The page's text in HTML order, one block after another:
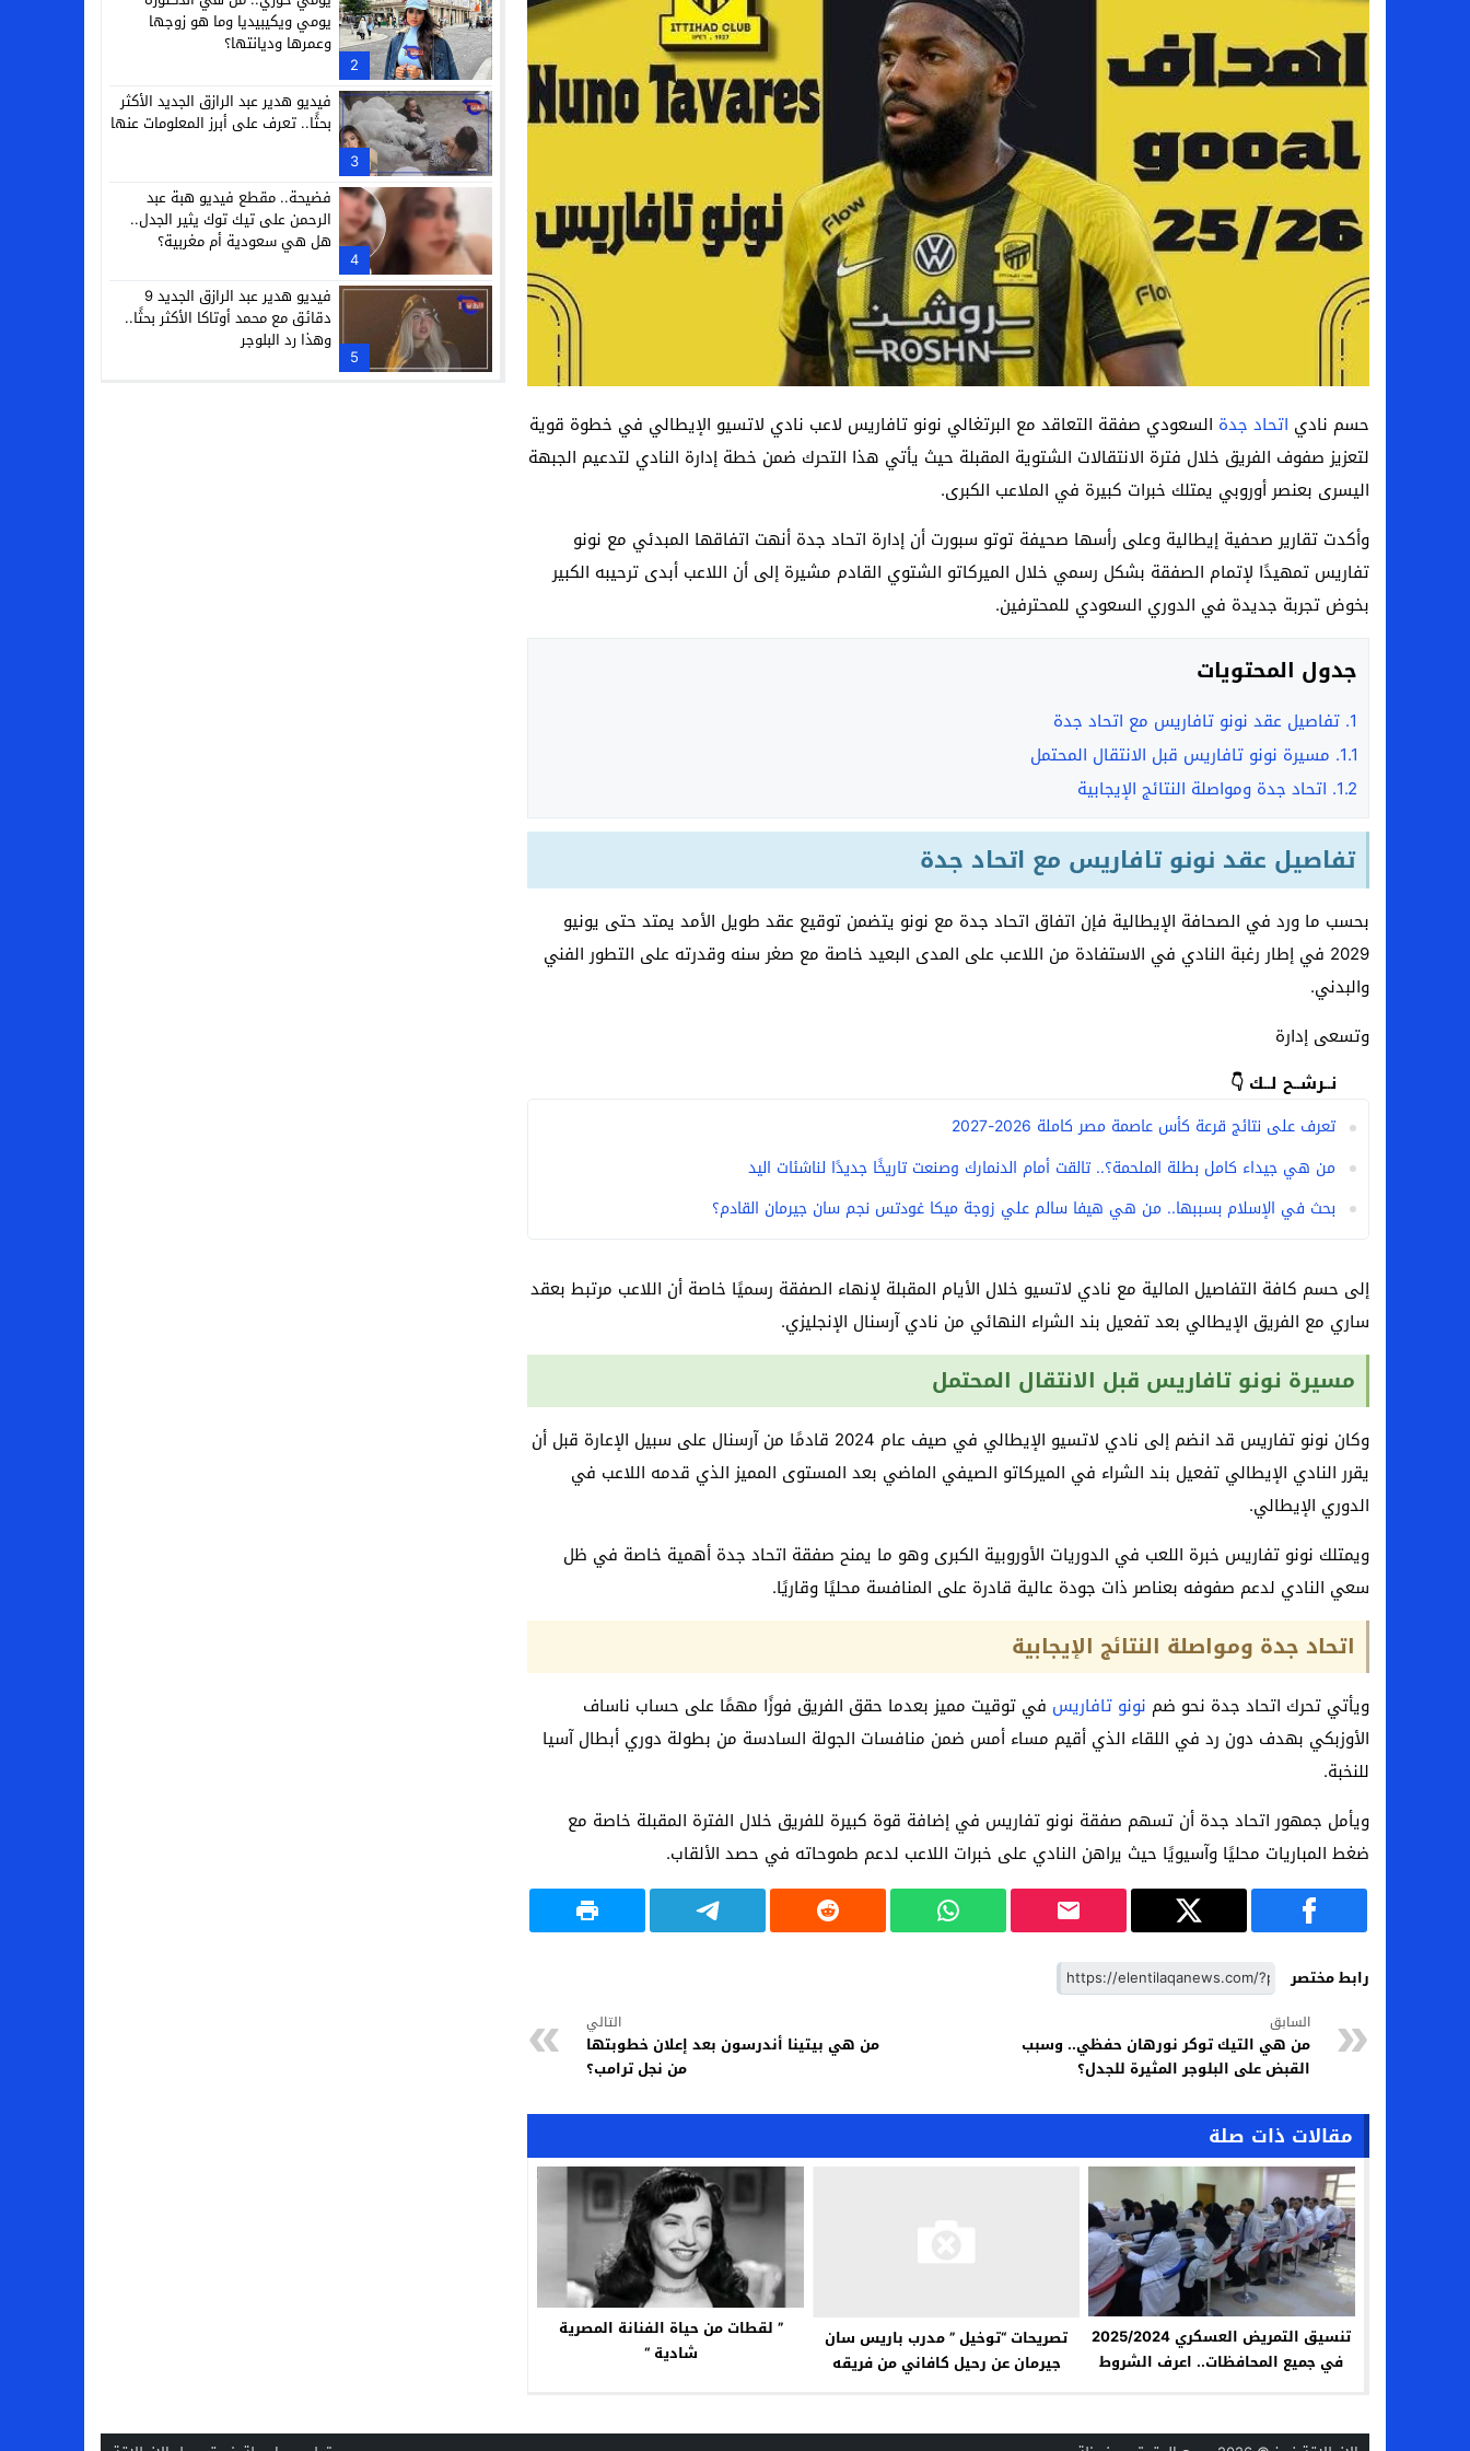
سامو كوستا في معسكر النصر السعودي.. هل انتهت أزمة العالمي المالية؟
إنهاء تعاقد سيف الدين الجزيري مع الزمالك رسميًا
من هي لوز مينديز زوجة إبراهيم دياز بعد خطفها للأنظار؟
الموصل العراقي يعلن ضم المهاجم يوسف أسامة نبيه
حسم نادي اتحاد جدة السعودي صفقة التعاقد مع البرتغالي نونو تافاريس لاعب نادي لاتسيو الإيطالي في خطوة قوية
لتعزيز صفوف الفريق خلال فترة الانتقالات الشتوية المقبلة حيث يأتي هذا التحرك ضمن خطة إدارة النادي لتدعيم الجبهة
اليسرى بعنصر أوروبي يمتلك خبرات كبيرة في الملاعب الكبرى.
وأكدت تقارير صحفية إيطالية وعلى رأسها صحيفة توتو سبورت أن إدارة اتحاد جدة أنهت اتفاقها المبدئي مع نونو
تفاريس تمهيدًا لإتمام الصفقة بشكل رسمي خلال الميركاتو الشتوي القادم مشيرة إلى أن اللاعب أبدى ترحيبه الكبير
بخوض تجربة جديدة في الدوري السعودي للمحترفين.
جدول المحتويات
1. تفاصيل عقد نونو تافاريس مع اتحاد جدة
1.1. مسيرة نونو تافاريس قبل الانتقال المحتمل
1.2. اتحاد جدة ومواصلة النتائج الإيجابية
تفاصيل عقد نونو تافاريس مع اتحاد جدة
بحسب ما ورد في الصحافة الإيطالية فإن اتفاق اتحاد جدة مع نونو يتضمن توقيع عقد طويل الأمد يمتد حتى يونيو
2029 في إطار رغبة النادي في الاستفادة من اللاعب على المدى البعيد خاصة مع صغر سنه وقدرته على التطور الفني
والبدني.
وتسعى إدارة
نــرشــح لــك 👇
تعرف على نتائج قرعة كأس عاصمة مصر كاملة 2026-2027
من هي جيداء كامل بطلة الملحمة؟.. تالقت أمام الدنمارك وصنعت تاريخًا جديدًا لناشئات اليد
بحث في الإسلام بسببها.. من هي هيفا سالم علي زوجة ميكا غودتس نجم سان جيرمان القادم؟
إلى حسم كافة التفاصيل المالية مع نادي لاتسيو خلال الأيام المقبلة لإنهاء الصفقة رسميًا خاصة أن اللاعب مرتبط بعقد
ساري مع الفريق الإيطالي بعد تفعيل بند الشراء النهائي من نادي آرسنال الإنجليزي.
مسيرة نونو تافاريس قبل الانتقال المحتمل
وكان نونو تفاريس قد انضم إلى نادي لاتسيو الإيطالي في صيف عام 2024 قادمًا من آرسنال على سبيل الإعارة قبل أن
يقرر النادي الإيطالي تفعيل بند الشراء في الميركاتو الصيفي الماضي بعد المستوى المميز الذي قدمه اللاعب في
الدوري الإيطالي.
ويمتلك نونو تفاريس خبرة اللعب في الدوريات الأوروبية الكبرى وهو ما يمنح صفقة اتحاد جدة أهمية خاصة في ظل
سعي النادي لدعم صفوفه بعناصر ذات جودة عالية قادرة على المنافسة محليًا وقاريًا.
اتحاد جدة ومواصلة النتائج الإيجابية
ويأتي تحرك اتحاد جدة نحو ضم نونو تافاريس في توقيت مميز بعدما حقق الفريق فوزًا مهمًا على حساب ناساف
الأوزبكي بهدف دون رد في اللقاء الذي أقيم مساء أمس ضمن منافسات الجولة السادسة من بطولة دوري أبطال آسيا
للنخبة.
ويأمل جمهور اتحاد جدة أن تسهم صفقة نونو تفاريس في إضافة قوة كبيرة للفريق خلال الفترة المقبلة خاصة مع
ضغط المباريات محليًا وآسيويًا حيث يراهن النادي على خبرات اللاعب لدعم طموحاته في حصد الألقاب.
رابط مختصر
السابق
من هي التيك توكر نورهان حفظي.. وسبب
القبض على البلوجر المثيرة للجدل؟
التالي
من هي بيتينا أندرسون بعد إعلان خطوبتها
من نجل ترامب؟
مقالات ذات صلة
تنسيق التمريض العسكري 2025/2024
في جميع المحافظات.. اعرف الشروط
تصريحات “توخيل ” مدرب باريس سان
جيرمان عن رحيل كافاني من فريقه
” لقطات من حياة الفنانة المصرية
شادية “
2
يومي ويكيبيديا وما هو زوجها
وعمرها وديانتها؟
3
فيديو هدير عبد الرازق الجديد الأكثر
بحثًا.. تعرف على أبرز المعلومات عنها
4
فضيحة.. مقطع فيديو هبة عبد
الرحمن على تيك توك يثير الجدل..
هل هي سعودية أم مغربية؟
5
فيديو هدير عبد الرازق الجديد 9
دقائق مع محمد أوتاكا الأكثر بحثًا..
وهذا رد البلوجر